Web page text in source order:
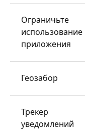
Ограничьте
использование
приложения
Геозабор
Трекер
уведомлений